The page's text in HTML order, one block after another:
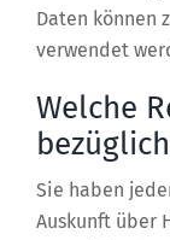
Daten können
verwendet
Welche
Sie haben
Auskunft über